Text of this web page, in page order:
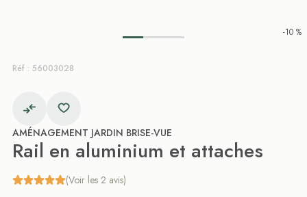
-10 %
Réf : 56003028
AMÉNAGEMENT JARDIN BRISE-VUE
Rail en aluminium et attaches
(Voir les 2 avis)